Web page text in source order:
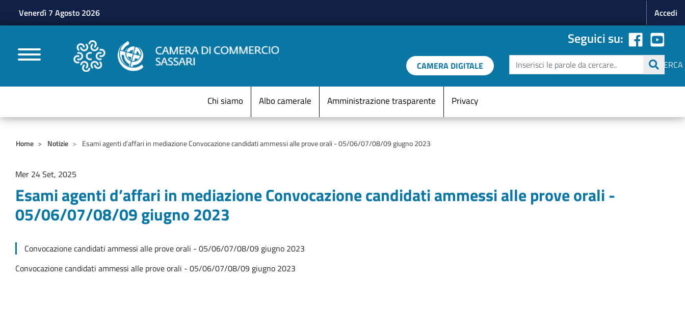
Venerdì 7 Agosto 2026 Accedi
CAMERE DI COMMERCIO D'ITALIA
Seguici su:
CAMERA DIGITALE Cerca
CERCA
Menu Statico
Chi siamo Albo camerale Amministrazione trasparente Privacy
Home Notizie Esami agenti d’affari in mediazione Convocazione candidati ammessi alle prove orali - 05/06/07/08/09 giugno 2023
Mer 24 Set, 2025
Esami agenti d’affari in mediazione Convocazione candidati ammessi alle prove orali -
05/06/07/08/09 giugno 2023
Convocazione candidati ammessi alle prove orali - 05/06/07/08/09 giugno 2023
Convocazione candidati ammessi alle prove orali - 05/06/07/08/09 giugno 2023